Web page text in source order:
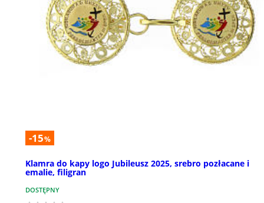
-15%
Klamra do kapy logo Jubileusz 2025, srebro pozłacane i
emalie, filigran
DOSTĘPNY